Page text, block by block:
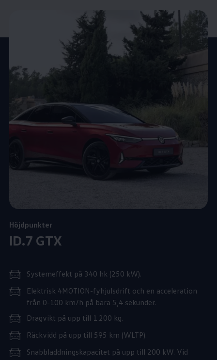
Höjdpunkter
ID.7 GTX
Systemeffekt på 340 hk (250 kW).
Elektrisk 4MOTION-fyhjulsdrift och en acceleration
från 0-100 km/h på bara 5,4 sekunder.
Dragvikt på upp till 1.200 kg.
Räckvidd på upp till 595 km (WLTP).
Snabbladdningskapacitet på upp till 200 kW. Vid